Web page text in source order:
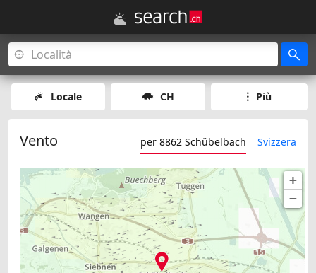
Locale CH Più
Vento per 8862 Schübelbach Svizzera
+
−